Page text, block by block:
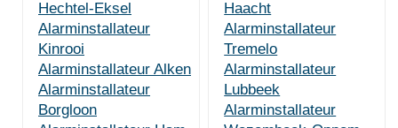
Hechtel-Eksel
Alarminstallateur
Kinrooi
Alarminstallateur Alken
Alarminstallateur
Borgloon
Haacht
Alarminstallateur
Tremelo
Alarminstallateur
Lubbeek
Alarminstallateur